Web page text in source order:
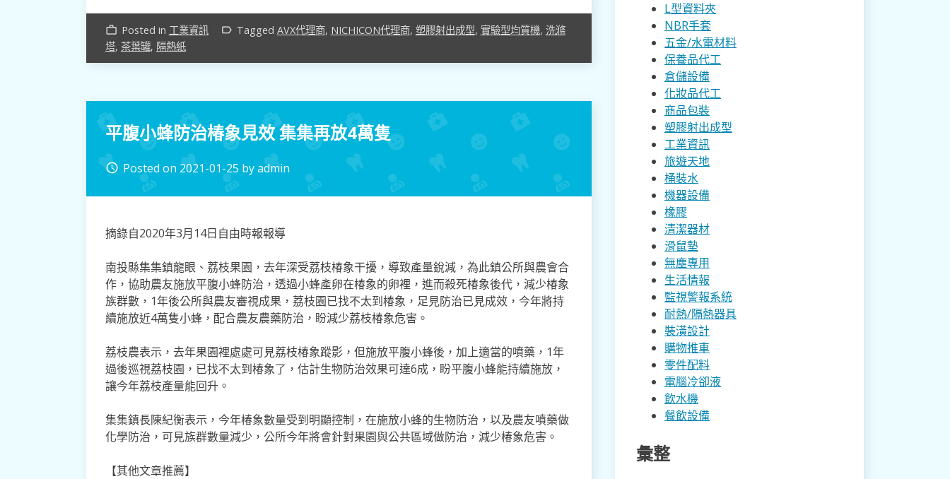
work_outline Posted in 工業資訊 label_outline Tagged AVX代理商, NICHICON代理商, 塑膠射出成型, 實驗型均質機, 洗滌
塔, 茶葉罐, 隔熱紙
平腹小蜂防治椿象見效 集集再放4萬隻
access_time Posted on 2021-01-25 byadmin
摘錄自2020年3月14日自由時報報導
南投縣集集鎮龍眼、荔枝果園，去年深受荔枝椿象干擾，導致產量銳減，為此鎮公所與農會合
作，協助農友施放平腹小蜂防治，透過小蜂產卵在椿象的卵裡，進而殺死椿象後代，減少椿象
族群數，1年後公所與農友審視成果，荔枝園已找不太到椿象，足見防治已見成效，今年將持
續施放近4萬隻小蜂，配合農友農藥防治，盼減少荔枝椿象危害。
荔枝農表示，去年果園裡處處可見荔枝椿象蹤影，但施放平腹小蜂後，加上適當的噴藥，1年
過後巡視荔枝園，已找不太到椿象了，估計生物防治效果可達6成，盼平腹小蜂能持續施放，
讓今年荔枝產量能回升。
集集鎮長陳紀衡表示，今年椿象數量受到明顯控制，在施放小蜂的生物防治，以及農友噴藥做
化學防治，可見族群數量減少，公所今年將會針對果園與公共區域做防治，減少椿象危害。
【其他文章推薦】
L型資料夾
NBR手套
五金/水電材料
保養品代工
倉儲設備
化妝品代工
商品包裝
塑膠射出成型
工業資訊
旅遊天地
桶裝水
機器設備
橡膠
清潔器材
滑鼠墊
無塵專用
生活情報
監視警報系統
耐熱/隔熱器具
裝潢設計
購物推車
零件配料
電腦冷卻液
飲水機
餐飲設備
彙整